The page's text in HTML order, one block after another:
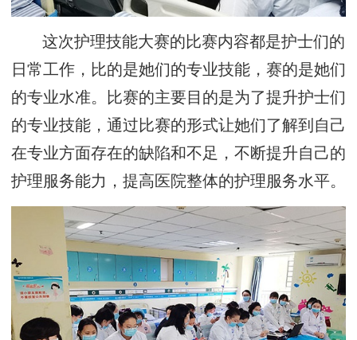
这次护理技能大赛的比赛内容都是护士们的
日常工作，比的是她们的专业技能，赛的是她们
的专业水准。比赛的主要目的是为了提升护士们
的专业技能，通过比赛的形式让她们了解到自己
在专业方面存在的缺陷和不足，不断提升自己的
护理服务能力，提高医院整体的护理服务水平。